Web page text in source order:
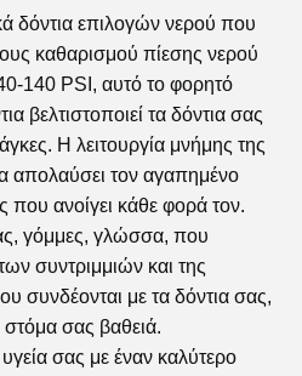
δόντια επιλογών νερού που
καθαρισμού πίεσης νερού
140 PSI, αυτό το φορητό
βελτιστοποιεί τα δόντια σας
Η λειτουργία μνήμης της
απολαύσει τον αγαπημένο
ανοίγει κάθε φορά τον.
γόμμες, γλώσσα, που
συντριμμιών και της
συνδέονται με τα δόντια σας,
σας βαθειά.
σας με έναν καλύτερο